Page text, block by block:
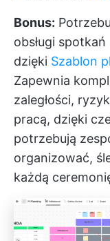
Bonus:
obsługi
dzięki Szablon
Zapewnia
zaległości,
pracą, dzięki
potrzebują
organizować,
każdą